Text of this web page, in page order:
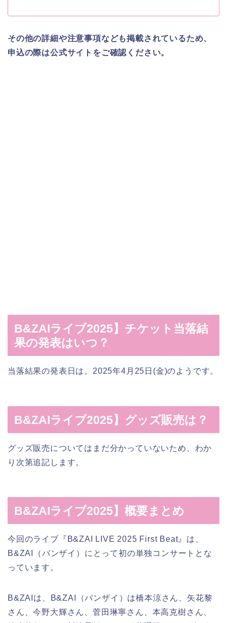
その他の詳細や注意事項なども掲載されているため、
申込の際は公式サイトをご確認ください。
B&ZAIライブ2025】チケット当落結
果の発表はいつ？
当落結果の発表日は。2025年4月25日(金)のようです。
B&ZAIライブ2025】グッズ販売は？
グッズ販売についてはまだ分かっていないため、わか
り次第追記します。
B&ZAIライブ2025】概要まとめ
今回のライブ『B&ZAI LIVE 2025 First Beat』は、
B&ZAI（バンザイ）にとって初の単独コンサートとな
っています。
B&ZAIは、B&ZAI（バンザイ）は橋本涼さん、矢花黎
さん、今野大輝さん、菅田琳寧さん、本高克樹さん、